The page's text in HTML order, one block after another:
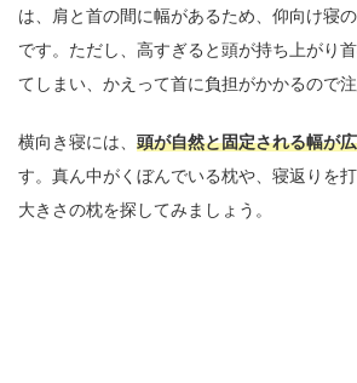
は、肩と首の間に幅があるため、仰向け寝
です。ただし、高すぎると頭が持ち上がり
てしまい、かえって首に負担がかかるので注
横向き寝には、 頭が自然と固定される幅が
す。真ん中がくぼんでいる枕や、寝返りを
大きさの枕を探してみましょう。